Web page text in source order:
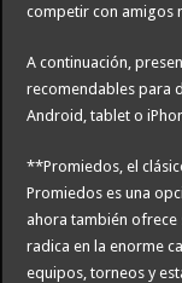
competir con amigos
A continuación,
recomendables para
Android, tablet o
**Promiedos, el
Promiedos es una
ahora también ofrece
radica en la enorme
equipos, torneos y